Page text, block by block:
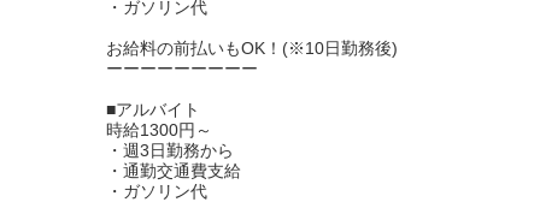
・ガソリン代
お給料の前払いもOK！(※10日勤務後)
ーーーーーーーーー
■アルバイト
時給1300円～
・週3日勤務から
・通勤交通費支給
・ガソリン代